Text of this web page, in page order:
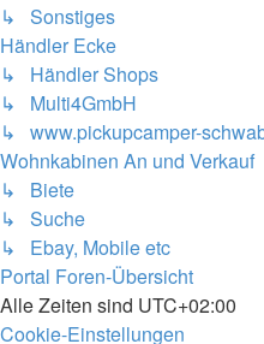
↳ Sonstiges
Händler Ecke
↳ Händler Shops
↳ Multi4GmbH
↳ www.pickupcamper-
Wohnkabinen An und Verkauf
↳ Biete
↳ Suche
↳ Ebay, Mobile etc
Portal Foren-Übersicht
Alle Zeiten sind UTC+02:00
Cookie-Einstellungen